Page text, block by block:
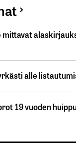
alle
19 vuoden